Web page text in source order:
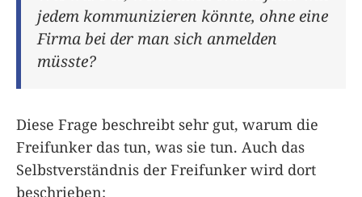
jedem kommunizieren könnte, ohne eine
Firma bei der man sich anmelden
müsste?
Diese Frage beschreibt sehr gut, warum die
Freifunker das tun, was sie tun. Auch das
Selbstverständnis der Freifunker wird dort
beschrieben: